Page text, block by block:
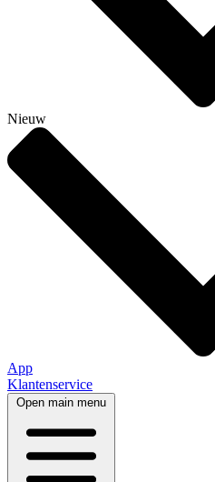
Nieuw
App
Klantenservice
Open main menu